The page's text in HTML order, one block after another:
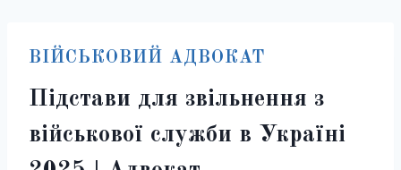
ВІЙСЬКОВИЙ АДВОКАТ
Підстави для звільнення з
військової служби в Україні